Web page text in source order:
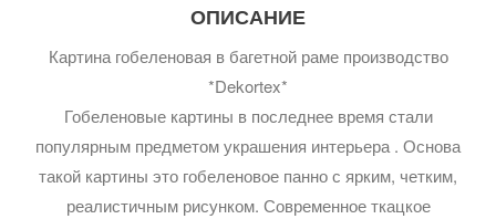
ОПИСАНИЕ
Картина гобеленовая в багетной раме производство
*Dekortex*
Гобеленовые картины в последнее время стали
популярным предметом украшения интерьера . Основа
такой картины это гобеленовое панно с ярким, четким,
реалистичным рисунком. Современное ткацкое